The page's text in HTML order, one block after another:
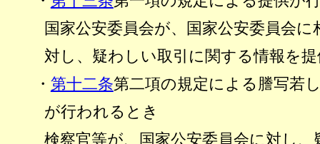
国家公安委員会が、国家公安委員会
対し、疑わしい取引に関する情報を
・ 第十二条第二項の規定による謄写若
が行われるとき
検察官等が、国家公安委員会に対し